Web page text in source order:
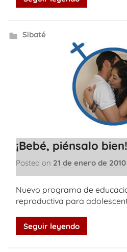
Sibaté
¡Bebé, piénsalo bien!
Posted on 21 de enero de 2010
Nuevo programa de
reproductiva para
Seguir leyendo